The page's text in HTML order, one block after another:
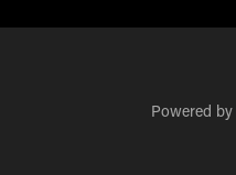
Powered by